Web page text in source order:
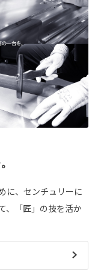
に、センチュリーに
、「匠」の技を活か